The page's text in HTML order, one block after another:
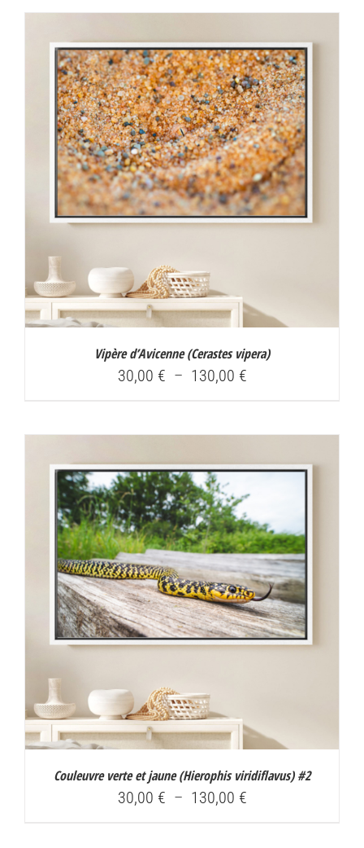
à
130,00 €
Vipère d’Avicenne (Cerastes vipera)
30,00 € – 130,00 €Plage
à
130,00 €
Couleuvre verte et jaune (Hierophis viridiflavus) #2
30,00 € – 130,00 €Plage